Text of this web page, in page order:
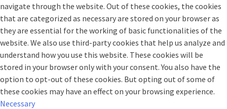
navigate through the website. Out of these cookies, the cookies
that are categorized as necessary are stored on your browser as
they are essential for the working of basic functionalities of the
website. We also use third-party cookies that help us analyze and
understand how you use this website. These cookies will be
stored in your browser only with your consent. You also have the
option to opt-out of these cookies. But opting out of some of
these cookies may have an effect on your browsing experience.
Necessary